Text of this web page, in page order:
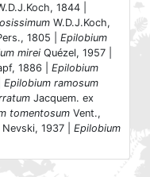
1844 |
W.D.J.Koch,
1805 | Epilobium
mirei Quézel, 1957 |
1886 | Epilobium
Epilobium ramosum
Jacquem. ex
tomentosum Vent.,
Nevski, 1937 | Epilobium